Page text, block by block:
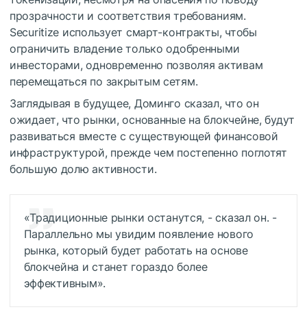
прозрачности и соответствия требованиям.
Securitize использует смарт-контракты, чтобы
ограничить владение только одобренными
инвесторами, одновременно позволяя активам
перемещаться по закрытым сетям.
Заглядывая в будущее, Доминго сказал, что он
ожидает, что рынки, основанные на блокчейне, будут
развиваться вместе с существующей финансовой
инфраструктурой, прежде чем постепенно поглотят
большую долю активности.
«Традиционные рынки останутся, - сказал он. -
Параллельно мы увидим появление нового
рынка, который будет работать на основе
блокчейна и станет гораздо более
эффективным».